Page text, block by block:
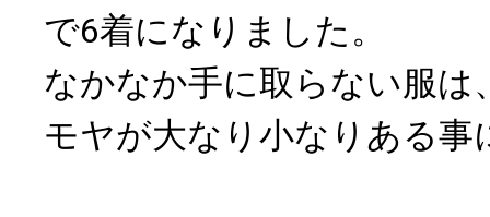
で6着になりました。
なかなか手に取らない服は
モヤが大なり小なりある事